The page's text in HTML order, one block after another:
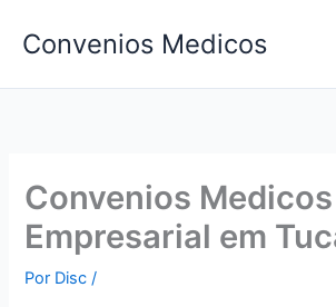
para
conteúdo
Convenios Medicos
Convenios Medicos
Empresarial em
Por Disc/